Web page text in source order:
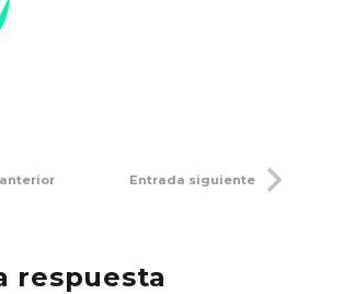
Entrada siguiente
respuesta